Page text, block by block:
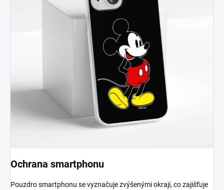
Ochrana smartphonu
Pouzdro smartphonu se vyznačuje zvýšenými okraji, co zajišťuje